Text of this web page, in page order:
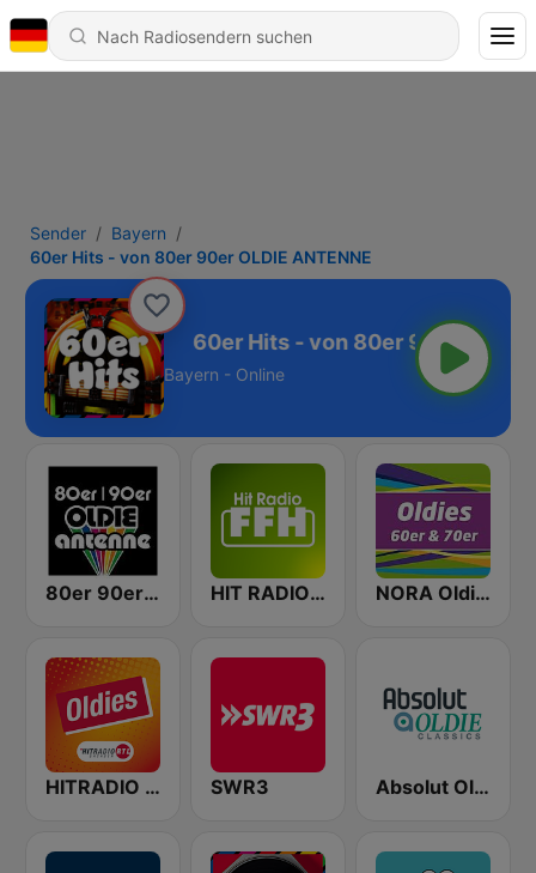
Sender
Bayern
60er Hits - von 80er 90er OLDIE ANTENNE
ANTENNE
Bayern - Online
80er 90er OLDIE ANTENNE HIT RADIO FFH NORA Oldies
HITRADIO RTL Oldies SWR3 Absolut Oldies Classics